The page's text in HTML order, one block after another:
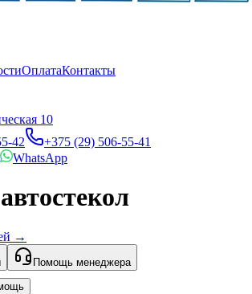
ОплатаКонтакты
10
42
+375 (29) 506-55-41
WhatsApp
→
Помощь менеджера